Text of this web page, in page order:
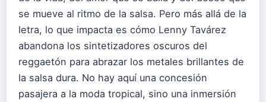
se mueve al ritmo de la salsa. Pero más allá de la
letra, lo que impacta es cómo Lenny Tavárez
abandona los sintetizadores oscuros del
reggaetón para abrazar los metales brillantes de
la salsa dura. No hay aquí una concesión
pasajera a la moda tropical, sino una inmersión